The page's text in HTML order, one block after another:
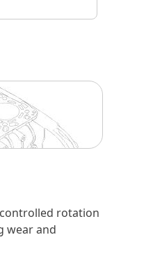
rotation
wear and